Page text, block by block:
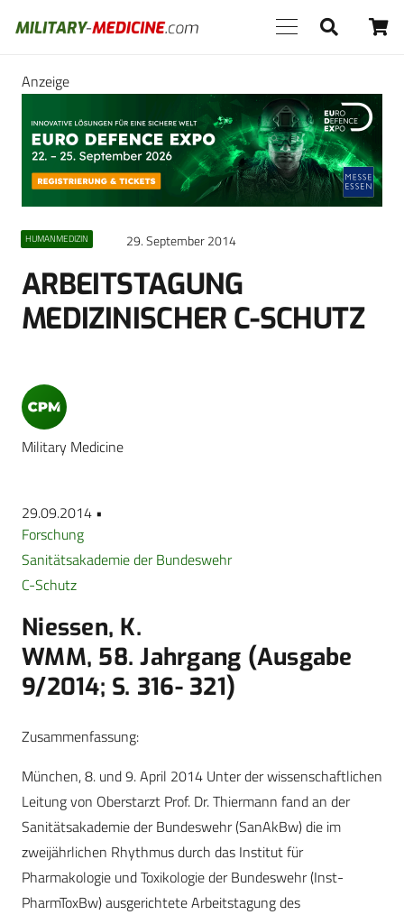
Anzeige
HUMANMEDIZIN 29. September 2014
ARBEITSTAGUNG
MEDIZINISCHER C-SCHUTZ
Military Medicine
29.09.2014 •
Forschung
Sanitätsakademie der Bundeswehr
C-Schutz
Niessen, K.
WMM, 58. Jahrgang (Ausgabe
9/2014; S. 316- 321)
Zusammenfassung:
München, 8. und 9. April 2014 Unter der wissenschaftlichen
Leitung von Oberstarzt Prof. Dr. Thiermann fand an der
Sanitätsakademie der Bundeswehr (SanAkBw) die im
zweijährlichen Rhythmus durch das Institut für
Pharmakologie und Toxikologie der Bundeswehr (Inst-
PharmToxBw) ausgerichtete Arbeitstagung des